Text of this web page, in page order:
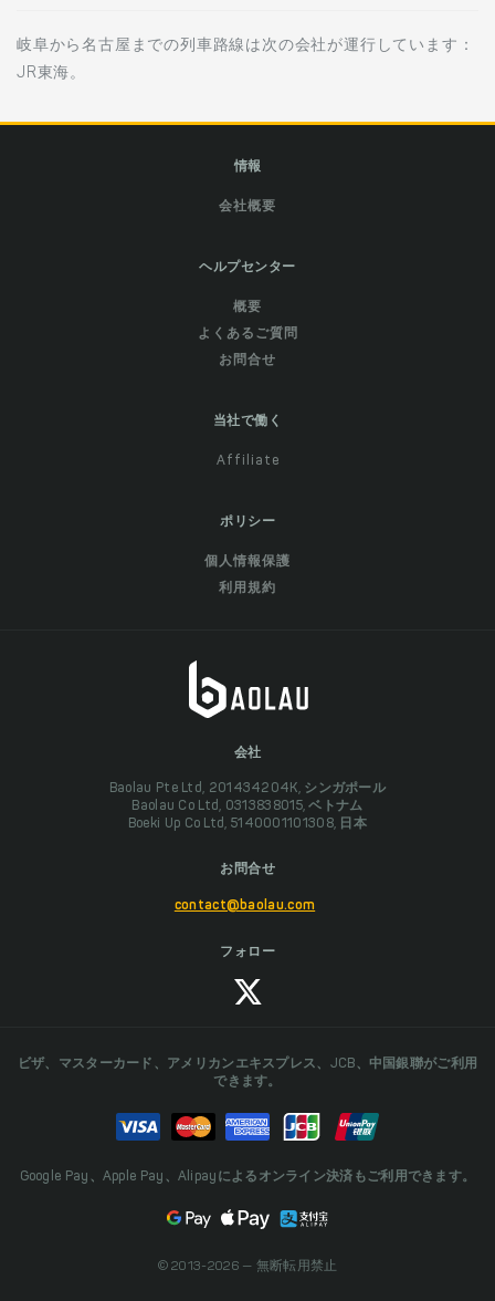
岐阜から名古屋までの列車路線は次の会社が運行しています：
JR東海。
情報
会社概要
ヘルプセンター
概要
よくあるご質問
お問合せ
当社で働く
Affiliate
ポリシー
個人情報保護
利用規約
会社
Baolau Pte Ltd, 201434204K, シンガポール
Baolau Co Ltd, 0313838015, ベトナム
Boeki Up Co Ltd, 5140001101308, 日本
お問合せ
contact@baolau.com
フォロー
ビザ、マスターカード、アメリカンエキスプレス、JCB、中国銀聯がご利用
できます。
Google Pay、Apple Pay、Alipayによるオンライン決済もご利用できます。
© 2013-2026 — 無断転用禁止